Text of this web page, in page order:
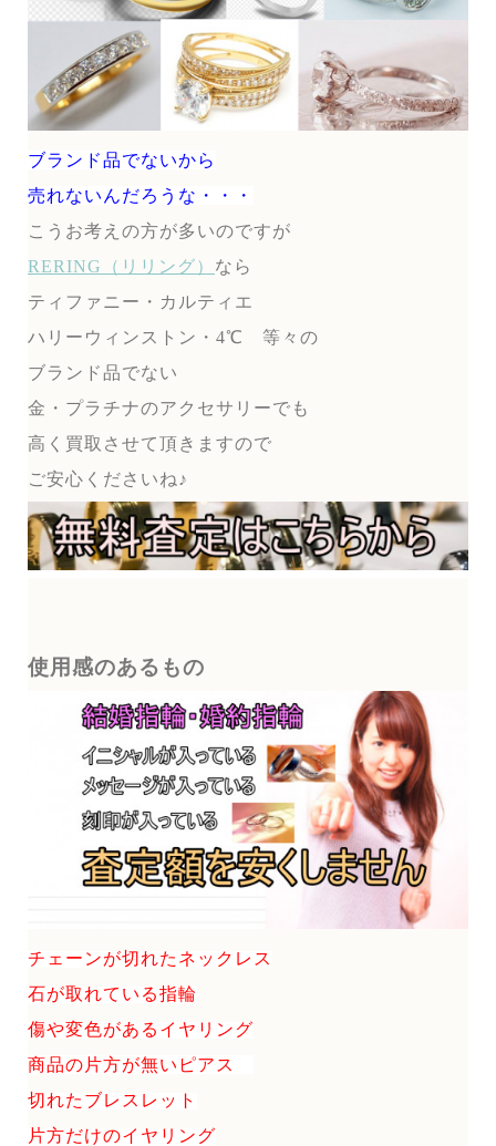
ブランド品でないから
売れないんだろうな・・・
こうお考えの方が多いのですが
RERING（リリング） なら
ティファニー・カルティエ
ハリーウィンストン・4℃ 等々の
ブランド品でない
金・プラチナのアクセサリーでも
高く買取させて頂きますので
ご安心くださいね♪
使用感のあるもの
チェーンが切れたネックレス
石が取れている指輪
傷や変色があるイヤリング
商品の片方が無いピアス
切れたブレスレット
片方だけのイヤリング